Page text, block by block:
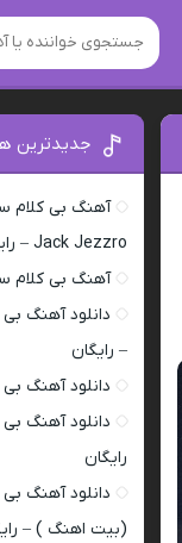
جدیدترین
Jack Jezzro – رایگان
آهنگ بی کلام
دانلود آهنگ
– رایگان
دانلود آهنگ
دانلود آهنگ
رایگان
دانلود آهنگ
(بیت اهنگ ) –